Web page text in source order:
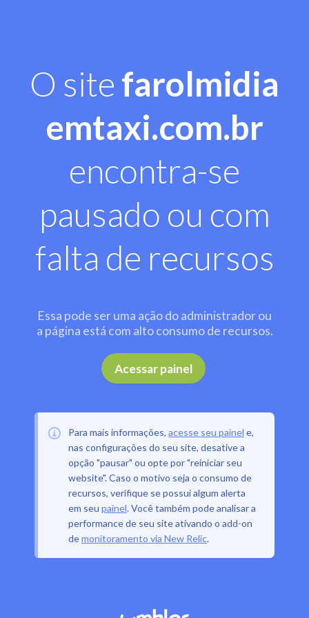
O site farolmidia
emtaxi.com.br
encontra-se
pausado ou com
falta de recursos
Essa pode ser uma ação do administrador ou
a página está com alto consumo de recursos.
Acessar painel .
Para mais informações, acesse seu painel e,
nas configurações do seu site, desative a
opção "pausar" ou opte por "reiniciar seu
website". Caso o motivo seja o consumo de
recursos, verifique se possui algum alerta
em seu painel. Você também pode analisar a
performance de seu site ativando o add-on
demonitoramento via New Relic.